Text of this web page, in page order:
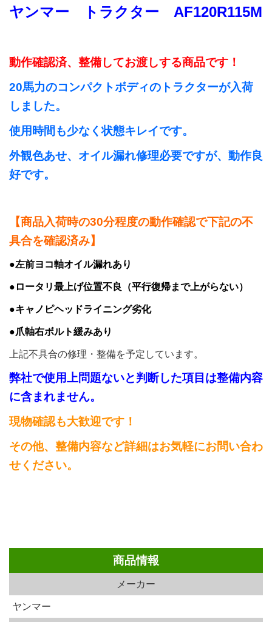
ヤンマー トラクター AF120R115M
動作確認済、整備してお渡しする商品です！
20馬力のコンパクトボディのトラクターが入荷
しました。
使用時間も少なく状態キレイです。
外観色あせ、オイル漏れ修理必要ですが、動作良
好です。
【商品入荷時の30分程度の動作確認で下記の不
具合を確認済み】
●左前ヨコ軸オイル漏れあり
●ロータリ最上げ位置不良（平行復帰まで上がらない）
●キャノピヘッドライニング劣化
●爪軸右ボルト緩みあり
上記不具合の修理・整備を予定しています。
弊社で使用上問題ないと判断した項目は整備内容
に含まれません。
現物確認も大歓迎です！
その他、整備内容など詳細はお気軽にお問い合わ
せください。
商品情報
メーカー
ヤンマー